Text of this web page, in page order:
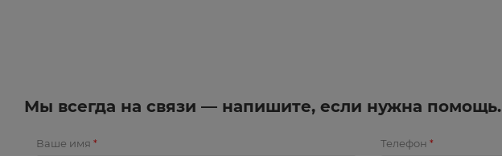
Мы всегда на связи — напишите, если нужна помощь.
Ваше имя* Телефон*